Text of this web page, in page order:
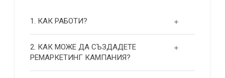
1. КАК РАБОТИ?
2. КАК МОЖЕ ДА СЪЗДАДЕТЕ
РЕМАРКЕТИНГ КАМПАНИЯ?